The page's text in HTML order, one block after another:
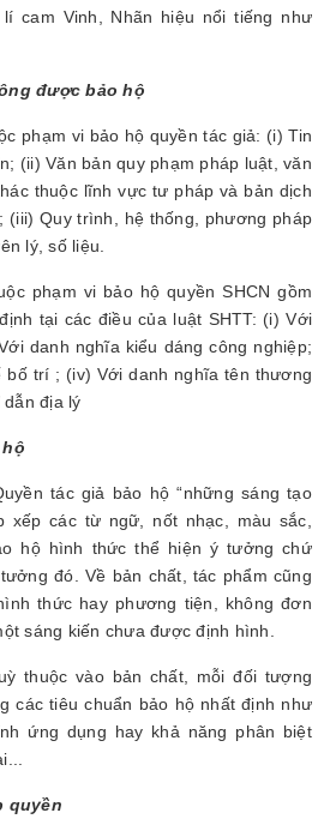
cam Vinh, Nhãn hiệu nổi tiếng như
được bảo hộ
phạm vi bảo hộ quyền tác giả: (i) Tin
(ii) Văn bản quy phạm pháp luật, văn
thuộc lĩnh vực tư pháp và bản dịch
(iii) Quy trình, hệ thống, phương pháp
lý, số liệu.
phạm vi bảo hộ quyền SHCN gồm
tại các điều của luật SHTT: (i) Với
danh nghĩa kiểu dáng công nghiệp;
bố trí ; (iv) Với danh nghĩa tên thương
địa lý
tác giả bảo hộ “những sáng tạo
xếp các từ ngữ, nốt nhạc, màu sắc,
hộ hình thức thể hiện ý tưởng chứ
đó. Về bản chất, tác phẩm cũng
thức hay phương tiện, không đơn
sáng kiến chưa được định hình.
thuộc vào bản chất, mỗi đối tượng
các tiêu chuẩn bảo hộ nhất định như
ứng dụng hay khả năng phân biệt
quyền